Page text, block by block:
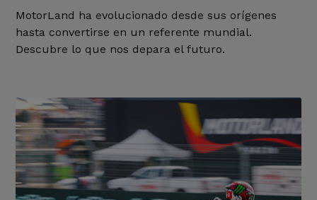
MotorLand ha evolucionado desde sus orígenes
hasta convertirse en un referente mundial.
Descubre lo que nos depara el futuro.